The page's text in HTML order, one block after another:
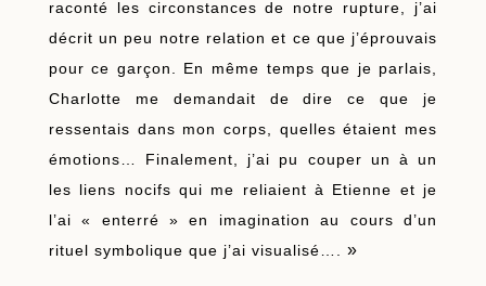
raconté les circonstances de notre rupture, j’ai
décrit un peu notre relation et ce que j’éprouvais
pour ce garçon. En même temps que je parlais,
Charlotte me demandait de dire ce que je
ressentais dans mon corps, quelles étaient mes
émotions… Finalement, j’ai pu couper un à un
les liens nocifs qui me reliaient à Etienne et je
l’ai « enterré » en imagination au cours d’un
rituel symbolique que j’ai visualisé….
»